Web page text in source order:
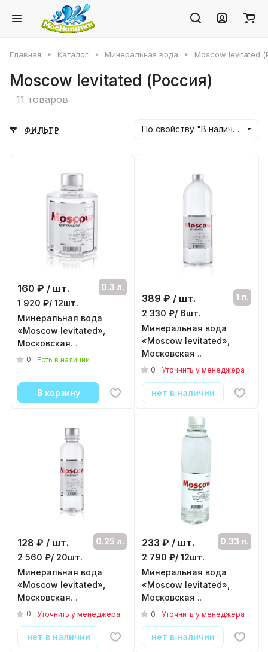
Главная Каталог Минеральная вода Moscow levitated
Moscow levitated (Россия)
11 товаров
ФИЛЬТР По свойству "В наличии" (убывание)
160 ₽ / шт.
0.3 л.
1 920 ₽/ 12шт.
Минеральная вода
«Moscow levitated»,
Московская
левитированная вода
( 12шт./уп. )
0 Есть в наличии
В корзину
389 ₽ / шт.
1 л.
2 330 ₽/ 6шт.
Минеральная вода
«Moscow levitated»,
Московская
левитированная 1л, без
( 6шт./уп. )
0 Уточнить у менеджера
нет в наличии
128 ₽ / шт.
0.25 л.
2 560 ₽/ 20шт.
Минеральная вода
«Moscow levitated»,
Московская
левитированная 0.25,
( 20шт./уп. )
0 Уточнить у менеджера
нет в наличии
233 ₽ / шт.
0.33 л.
2 790 ₽/ 12шт.
Минеральная вода
«Moscow levitated»,
Московская
левитированная вода
( 12шт./уп. )
0 Уточнить у менеджера
нет в наличии